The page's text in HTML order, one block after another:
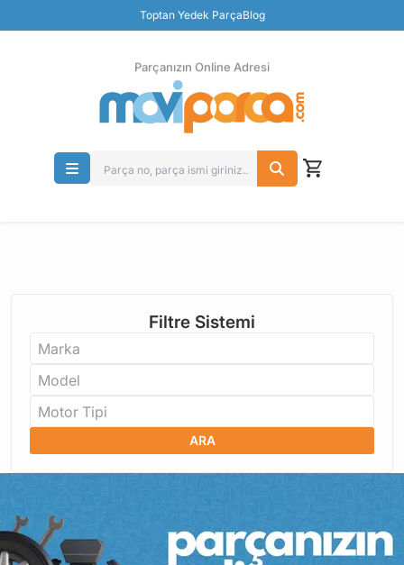
Toptan Yedek ParçaBlog
Ücretsiz İade
Parçanızın Online Adresi
Filtre Sistemi
Marka
Model
Motor Tipi
ARA